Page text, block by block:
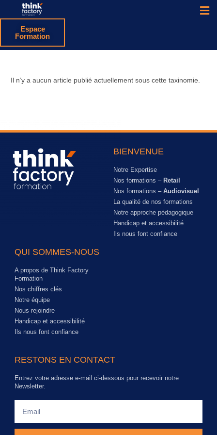
Espace
Formation
Il n’y a aucun article publié actuellement sous cette taxinomie.
BIENVENUE
Notre Expertise
Nos formations – Retail
Nos formations – Audiovisuel
La qualité de nos formations
Notre approche pédagogique
Handicap et accessibilité
Ils nous font confiance
QUI SOMMES-NOUS
A propos de Think Factory
Formation
Nos chiffres clés
Notre équipe
Nous rejoindre
Handicap et accessibilité
Ils nous font confiance
RESTONS EN CONTACT
Entrez votre adresse e-mail ci-dessous pour recevoir notre
Newsletter.